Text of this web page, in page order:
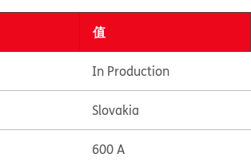
值
In Production
Slovakia
600 A